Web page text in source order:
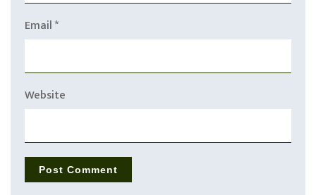
Email*
Website